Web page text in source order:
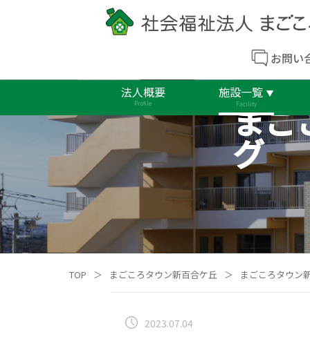
お問い
法人概要
Profile
施設一覧
Facility
まご
グ
TOP ＞ まごころタウン新百合ケ丘 ＞ まごころタウン
2023.07.04